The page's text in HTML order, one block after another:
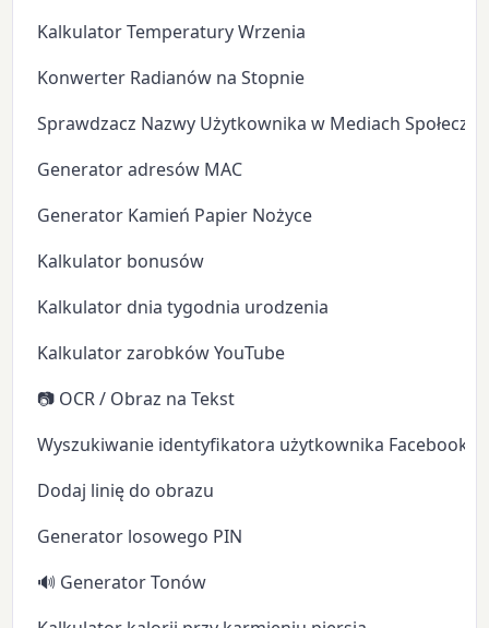
Kalkulator Temperatury Wrzenia
Konwerter Radianów na Stopnie
Sprawdzacz Nazwy Użytkownika w Mediach
Generator adresów MAC
Generator Kamień Papier Nożyce
Kalkulator bonusów
Kalkulator dnia tygodnia urodzenia
Kalkulator zarobków YouTube
📷 OCR / Obraz na Tekst
Wyszukiwanie identyfikatora użytkownika Facebooka
Dodaj linię do obrazu
Generator losowego PIN
🔊 Generator Tonów